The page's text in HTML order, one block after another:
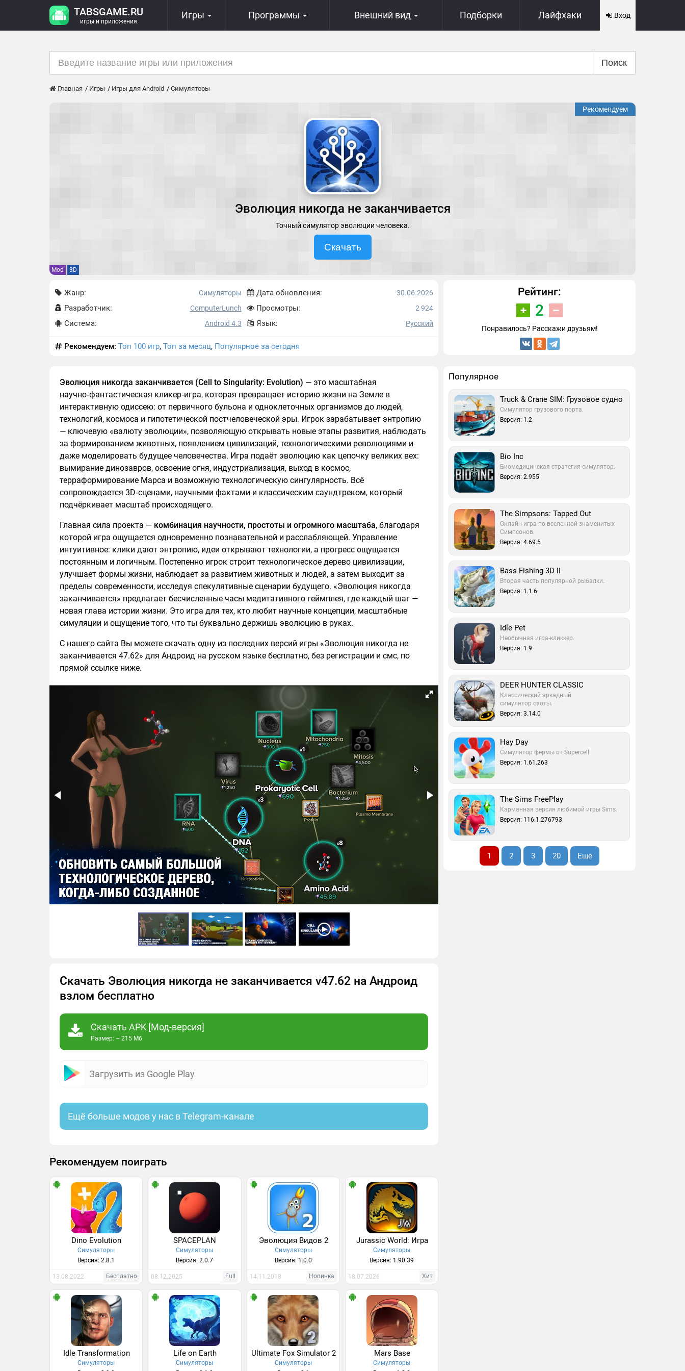
TABSGAME.RU
игры и приложения
Игры Программы Внешний вид Подборки Лайфхаки Вход
Поиск
Главная Игры Игры для Android Симуляторы
Рекомендуем
Эволюция никогда не заканчивается
Точный симулятор эволюции человека.
Скачать
Mod 3D
Жанр: Симуляторы
Разработчик: ComputerLunch
Система: Android 4.3
Дата обновления: 30.06.2026
Просмотры: 2 924
Язык: Русский
Рекомендуем: Топ 100 игр, Топ за месяц, Популярное за сегодня
Рейтинг:
2
Понравилось? Расскажи друзьям!
Эволюция никогда заканчивается (Cell to Singularity: Evolution) — это масштабная
научно‑фантастическая кликер‑игра, которая превращает историю жизни на Земле в
интерактивную одиссею: от первичного бульона и одноклеточных организмов до людей,
технологий, космоса и гипотетической постчеловеческой эры. Игрок зарабатывает энтропию
— ключевую «валюту эволюции», позволяющую открывать новые этапы развития, наблюдать
за формированием животных, появлением цивилизаций, технологическими революциями и
даже моделировать будущее человечества. Игра подаёт эволюцию как цепочку великих вех:
вымирание динозавров, освоение огня, индустриализация, выход в космос,
терраформирование Марса и возможную технологическую сингулярность. Всё
сопровождается 3D‑сценами, научными фактами и классическим саундтреком, который
подчёркивает масштаб происходящего.
Главная сила проекта — комбинация научности, простоты и огромного масштаба, благодаря
которой игра ощущается одновременно познавательной и расслабляющей. Управление
интуитивное: клики дают энтропию, идеи открывают технологии, а прогресс ощущается
постоянным и логичным. Постепенно игрок строит технологическое дерево цивилизации,
улучшает формы жизни, наблюдает за развитием животных и людей, а затем выходит за
пределы современности, исследуя спекулятивные сценарии будущего. «Эволюция никогда
заканчивается» предлагает бесчисленные часы медитативного геймплея, где каждый шаг —
новая глава истории жизни. Это игра для тех, кто любит научные концепции, масштабные
симуляции и ощущение того, что ты буквально держишь эволюцию в руках.
С нашего сайта Вы можете скачать одну из последних версий игры «Эволюция никогда не
заканчивается 47.62» для Андроид на русском языке бесплатно, без регистрации и смс, по
прямой ссылке ниже.
Скачать Эволюция никогда не заканчивается v47.62 на Андроид
взлом бесплатно
Скачать APK [Мод-версия]
Размер: ~ 215 Мб
Загрузить из Google Play
Ещё больше модов у нас в Telegram-канале
Рекомендуем поиграть
Dino Evolution
Симуляторы
Версия: 2.8.1
13.08.2022 Бесплатно
SPACEPLAN
Симуляторы
Версия: 2.0.7
08.12.2025 Full
Эволюция Видов 2
Симуляторы
Версия: 1.0.0
14.11.2018 Новинка
Jurassic World: Игра
Симуляторы
Версия: 1.90.39
18.07.2026 Хит
Idle Transformation
Симуляторы
Life on Earth
Симуляторы
Ultimate Fox Simulator 2
Симуляторы
Mars Base
Симуляторы
Популярное
Truck & Crane SIM: Грузовое судно
Симулятор грузового порта.
Версия: 1.2
Bio Inc
Биомедицинская стратегия-симулятор.
Версия: 2.955
The Simpsons: Tapped Out
Онлайн-игра по вселенной знаменитых
Симпсонов.
Версия: 4.69.5
Bass Fishing 3D II
Вторая часть популярной рыбалки.
Версия: 1.1.6
Idle Pet
Необычная игра-кликкер.
Версия: 1.9
DEER HUNTER CLASSIC
Классический аркадный
симулятор охоты.
Версия: 3.14.0
Hay Day
Симулятор фермы от Supercell.
Версия: 1.61.263
The Sims FreePlay
Карманная версия любимой игры Sims.
Версия: 116.1.276793
1 2 3 20 Еще